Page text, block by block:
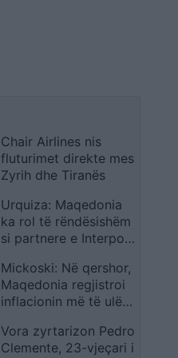
Chair Airlines nis
fluturimet direkte mes
Zyrih dhe Tiranës
Urquiza: Maqedonia
ka rol të rëndësishëm
si partnere e Interpolit
krimin e organizuar
Mickoski: Në qershor,
Maqedonia regjistroi
inflacionin më të ulët
Vora zyrtarizon Pedro
Clemente, 23-vjeçari i